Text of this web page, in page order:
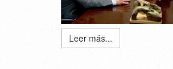
Leer más...